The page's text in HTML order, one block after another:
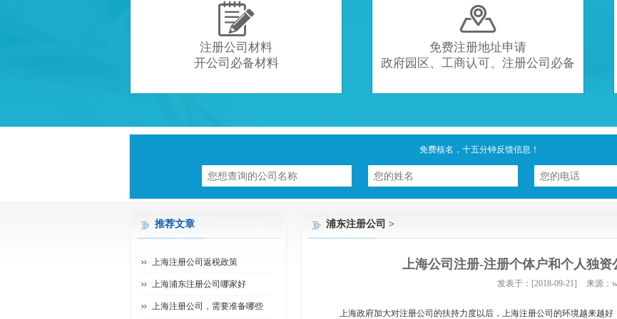

注册公司材料
开公司必备材料

免费注册地址申请
政府园区、工商认可、注册公司必备
免费核名，十五分钟反馈信息！
浦东注册公司 >
上海公司注册-注册个体户和个人独资
发表于：[2018-09-21] 来源：
上海政府加大对注册公司的扶持力度以后，上海注册公司的环境越来越
推荐文章
上海注册公司返税政策
上海浦东注册公司哪家好
上海注册公司，需要准备哪些